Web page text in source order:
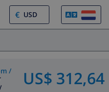
€
/
US$ 312,64